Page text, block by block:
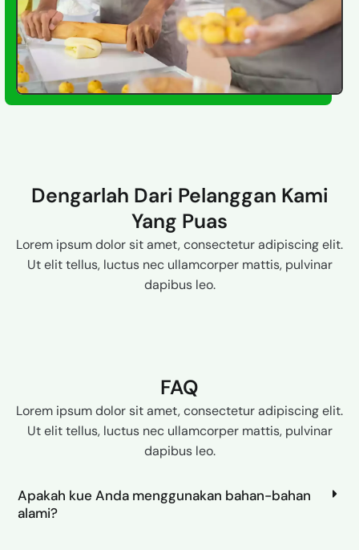
Dengarlah Dari Pelanggan Kami
Yang Puas
Lorem ipsum dolor sit amet, consectetur adipiscing elit.
Ut elit tellus, luctus nec ullamcorper mattis, pulvinar
dapibus leo.
FAQ
Lorem ipsum dolor sit amet, consectetur adipiscing elit.
Ut elit tellus, luctus nec ullamcorper mattis, pulvinar
dapibus leo.
Apakah kue Anda menggunakan bahan-bahan
alami?